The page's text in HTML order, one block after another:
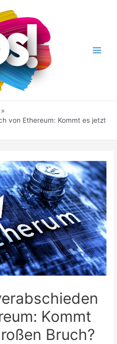
von Ethereum: Kommt es jetzt
Kommt
Bruch?